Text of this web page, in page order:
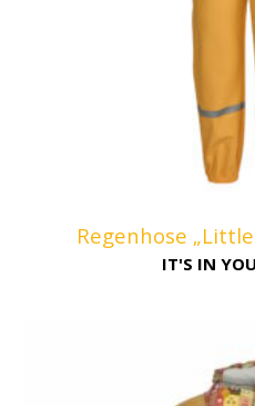
Regenhose
IT'S IN